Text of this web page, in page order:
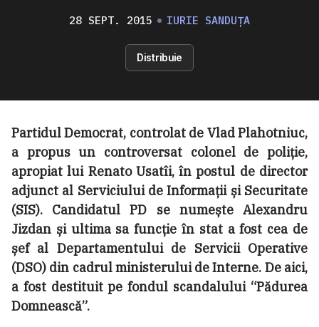
28 SEPT. 2015 IURIE SANDUȚA
Distribuie
Partidul Democrat, controlat de Vlad Plahotniuc,
a propus un controversat colonel de poliție,
apropiat lui Renato Usatîi, în postul de director
adjunct al Serviciului de Informații și Securitate
(SIS). Candidatul PD se numește Alexandru
Jizdan și ultima sa funcție în stat a fost cea de
șef al Departamentului de Servicii Operative
(DSO) din cadrul ministerului de Interne. De aici,
a fost destituit pe fondul scandalului “Pădurea
Domnească”.